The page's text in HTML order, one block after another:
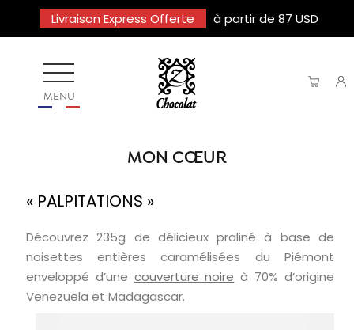
Livraison Express Offerte à partir de 87 USD
MENU
MON CŒUR
« PALPITATIONS »
Découvrez 235g de délicieux praliné à base de
noisettes entières caramélisées du Piémont
enveloppé d’une couverture noire à 70% d’origine
Venezuela et Madagascar.